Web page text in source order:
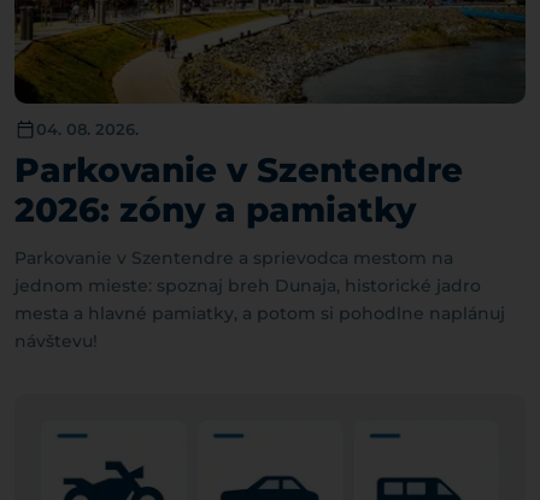
04. 08. 2026.
Parkovanie v Szentendre
2026: zóny a pamiatky
Parkovanie v Szentendre a sprievodca mestom na
jednom mieste: spoznaj breh Dunaja, historické jadro
mesta a hlavné pamiatky, a potom si pohodlne naplánuj
návštevu!